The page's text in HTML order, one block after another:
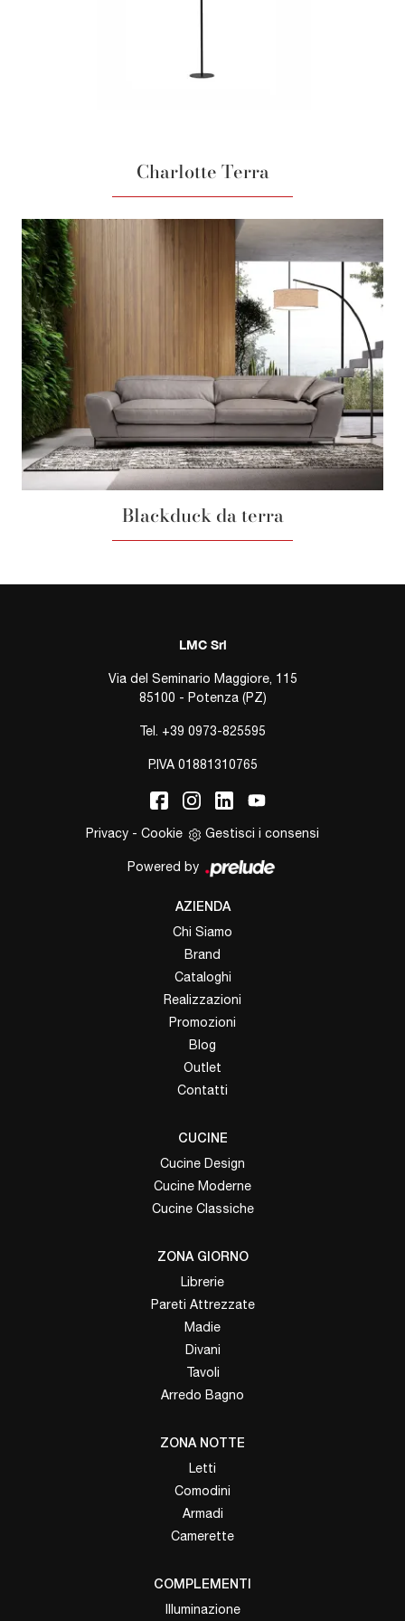
Charlotte Terra
Blackduck da terra
LMC Srl
Via del Seminario Maggiore, 115
85100 - Potenza (PZ)
Tel. +39 0973-825595
P.IVA 01881310765
Privacy - Cookie Gestisci i consensi
Powered by
AZIENDA
Chi Siamo
Brand
Cataloghi
Realizzazioni
Promozioni
Blog
Outlet
Contatti
CUCINE
Cucine Design
Cucine Moderne
Cucine Classiche
ZONA GIORNO
Librerie
Pareti Attrezzate
Madie
Divani
Tavoli
Arredo Bagno
ZONA NOTTE
Letti
Comodini
Armadi
Camerette
COMPLEMENTI
Illuminazione